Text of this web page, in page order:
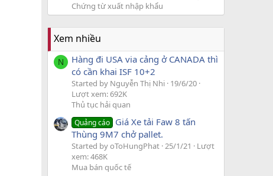
Chứng từ xuất nhập khẩu
Xem nhiều
N
Hàng đi USA via cảng ở CANADA thì
có cần khai ISF 10+2
Started by Nguyễn Thị Nhi 19/6/20
Lượt xem: 692K
Thủ tục hải quan
Quảng cáo Giá Xe tải Faw 8 tấn
Thùng 9M7 chở pallet.
Started by oToHungPhat 25/1/21
Lượt
xem: 468K
Mua bán quốc tế